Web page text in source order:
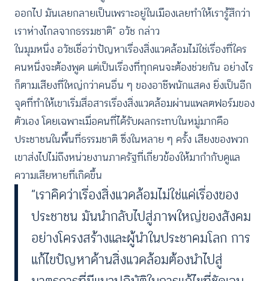
ออกไป มันเลยกลายเป็นเพราะอยู่ในเมืองเลยทำให้เรารู้สึกว่า
เราห่างไกลจากธรรมชาติ” อวัช กล่าว
ในมุมหนึ่ง อวัชเชื่อว่าปัญหาเรื่องสิ่งแวดล้อมไม่ใช่เรื่องที่ใคร
คนหนึ่งจะต้องพูด แต่เป็นเรื่องที่ทุกคนจะต้องช่วยกัน อย่างไร
ก็ตามเสียงที่ใหญ่กว่าคนอื่น ๆ ของอาชีพนักแสดง ยิ่งเป็นอีก
จุดที่ทำให้เขาเริ่มสื่อสารเรื่องสิ่งแวดล้อมผ่านแพลตฟอร์มของ
ตัวเอง โดยเฉพาะเมื่อคนที่ได้รับผลกระทบในหมู่มากคือ
ประชาชนในพื้นที่ธรรมชาติ ซึ่งในหลาย ๆ ครั้ง เสียงของพวก
เขาส่งไปไม่ถึงหน่วยงานภาครัฐที่เกี่ยวข้องให้มากำกับดูแล
ความเสียหายที่เกิดขึ้น
“เราคิดว่าเรื่องสิ่งแวดล้อมไม่ใช่แค่เรื่องของ
ประชาชน มันนำกลับไปสู่ภาพใหญ่ของสังคม
อย่างโครงสร้างและผู้นำในประชาคมโลก การ
แก้ไขปัญหาด้านสิ่งแวดล้อมต้องนำไปสู่